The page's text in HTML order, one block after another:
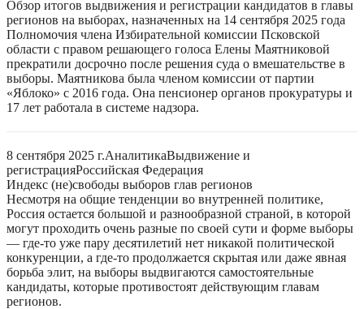
Обзор итогов выдвижения и регистрации кандидатов в главы
регионов на выборах, назначенных на 14 сентября 2025 года
Полномочия члена Избирательной комиссии Псковской
области с правом решающего голоса Елены Маятниковой
прекратили досрочно после решения суда о вмешательстве в
выборы. Маятникова была членом комиссии от партии
«Яблоко» с 2016 года. Она пенсионер органов прокуратуры и
17 лет работала в системе надзора.
8 сентября 2025 г.АналитикаВыдвижение и
регистрацияРоссийская Федерация
Индекс (не)свободы выборов глав регионов
Несмотря на общие тенденции во внутренней политике,
Россия остается большой и разнообразной страной, в которой
могут проходить очень разные по своей сути и форме выборы
— где-то уже пару десятилетий нет никакой политической
конкуренции, а где-то продолжается скрытая или даже явная
борьба элит, на выборы выдвигаются самостоятельные
кандидаты, которые противостоят действующим главам
регионов.